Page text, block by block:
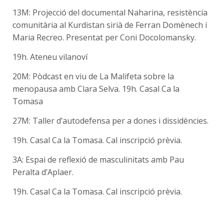
13M: Projecció del documental Naharina, resistència
comunitària al Kurdistan sirià de Ferran Domènech i
Maria Recreo. Presentat per Coni Docolomansky.
19h. Ateneu vilanoví
20M: Pòdcast en viu de La Malifeta sobre la
menopausa amb Clara Selva. 19h. Casal Ca la
Tomasa
27M: Taller d’autodefensa per a dones i dissidències.
19h. Casal Ca la Tomasa. Cal inscripció prèvia.
3A: Espai de reflexió de masculinitats amb Pau
Peralta d’Aplaer.
19h. Casal Ca la Tomasa. Cal inscripció prèvia.